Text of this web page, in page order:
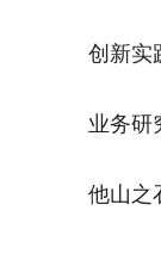
创新实
业务研
他山之